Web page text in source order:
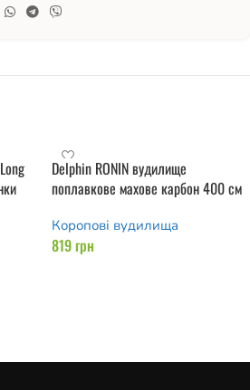
Delphin RONIN вудилище
поплавкове махове карбон 400 см
Коропові вудилища
819грн